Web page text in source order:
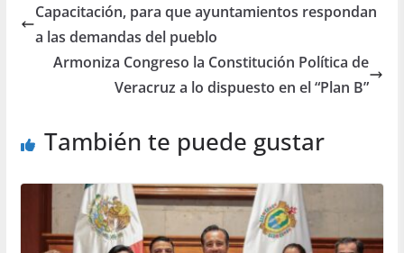
Capacitación, para que ayuntamientos respondan
a las demandas del pueblo
Armoniza Congreso la Constitución Política de
Veracruz a lo dispuesto en el “Plan B”
También te puede gustar